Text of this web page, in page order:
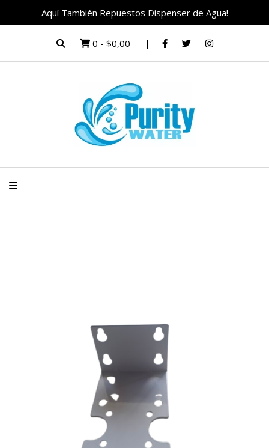
Aquí También Repuestos Dispenser de Agua!
0 - $0,00